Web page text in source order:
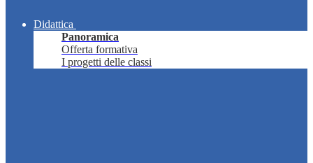
Didattica
Panoramica
Offerta formativa
I progetti delle classi